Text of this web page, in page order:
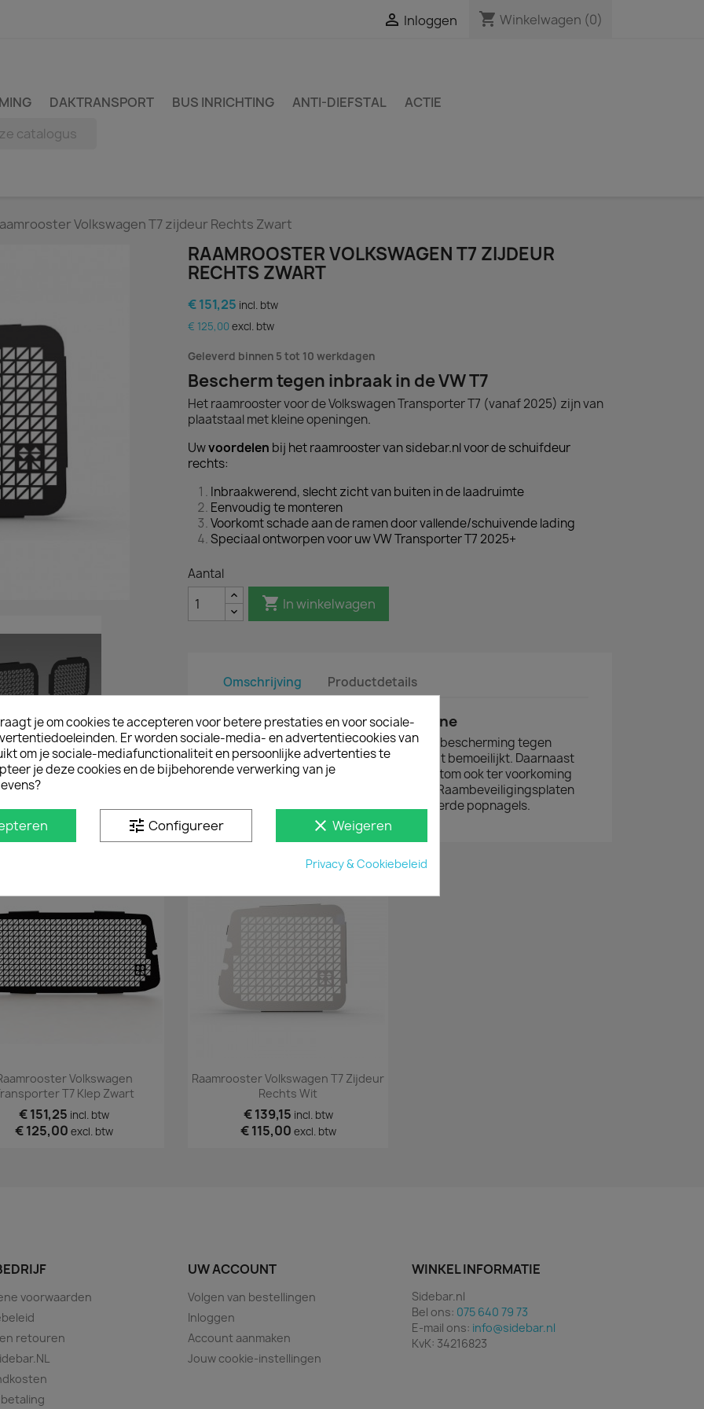
 Inloggen shopping_cart Winkelwagen (0)
DAKTRANSPORT BUS INRICHTING ANTI-DIEFSTAL ACTIE
Volkswagen T7 zijdeur Rechts Zwart

RAAMROOSTER VOLKSWAGEN T7 ZIJDEUR
RECHTS ZWART
€ 151,25 incl. btw
€ 125,00 excl. btw
Geleverd binnen 5 tot 10 werkdagen
Bescherm tegen inbraak in de VW T7
Het raamrooster voor de Volkswagen Transporter T7 (vanaf 2025) zijn van
plaatstaal met kleine openingen.
Uwvoordelen bij het raamrooster van sidebar.nl voor de schuifdeur
rechts:
Inbraakwerend, slecht zicht van buiten in de laadruimte
Eenvoudig te monteren
Voorkomt schade aan de ramen door vallende/schuivende lading
Speciaal ontworpen voor uw VW Transporter T7 2025+
Aantal
 In winkelwagen
Omschrijving Productdetails
Bestel ruitbeveiliging VW T7 online
Inbraakwerende platen bieden optimale bescherming tegen
diefstal: toegang tot de laadruimte wordt bemoeilijkt. Daarnaast
monteer je de ruitrasters op de Ford Custom ook ter voorkoming
van ruitschade door schuivende lading. Raambeveiligingsplaten
zijn eenvoudig te monteren met bijgeleverde popnagels.
IN
Snel bekijken
Volkswagen
T7 Klep Zwart
€ 151,25 incl. btw
€ 125,00 excl. btw
Snel bekijken
Raamrooster Volkswagen T7 Zijdeur
Rechts Wit
€ 139,15 incl. btw
€ 115,00 excl. btw
voorwaarden
retouren
UW ACCOUNT
Volgen van bestellingen
Inloggen
Account aanmaken
Jouw cookie-instellingen
WINKEL INFORMATIE
Sidebar.nl
Bel ons: 075 640 79 73
E-mail ons: info@sidebar.nl
KvK: 34216823
je om cookies te accepteren voor betere prestaties en voor sociale-
Er worden sociale-media- en advertentiecookies van
om je sociale-mediafunctionaliteit en persoonlijke advertenties te
je deze cookies en de bijbehorende verwerking van je
tune Configureer clear Weigeren
Privacy & Cookiebeleid